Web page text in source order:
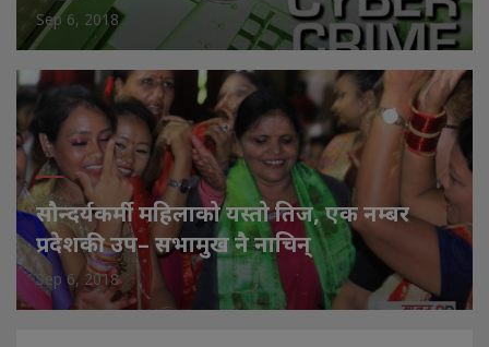
Sep 6, 2018
सौन्दर्यकर्मी महिलाको यस्तो तिज, एक नम्बर
प्रदेशकी उप– सभामुख नै नाचिन्
Sep 6, 2018